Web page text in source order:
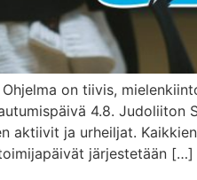
on tiivis,
4.8. Judoliiton
aktiivit ja urheiljat.
järjestetään […]